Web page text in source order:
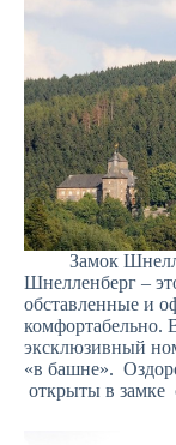
Замок
Шнелленберг –
обставленные и
комфортабельно.
эксклюзивный
«в башне».
открыты в замке